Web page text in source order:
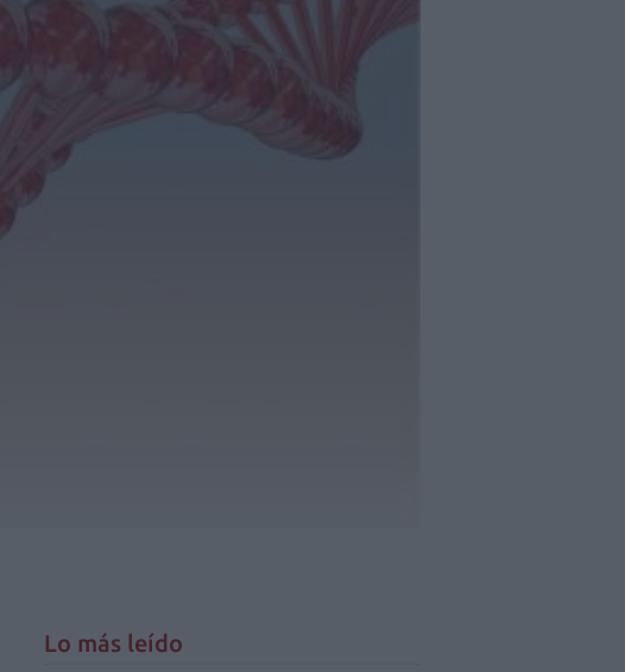
Lo más leído